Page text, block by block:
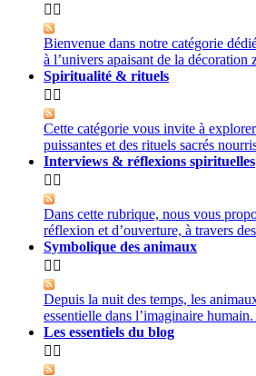
 
Bienvenue dans notre catégorie
à l’univers apaisant de la décoration
Spiritualité & rituels
 
Cette catégorie vous invite à
puissantes et des rituels sacrés
Interviews & réflexions spirituelles
 
Dans cette rubrique, nous vous
réflexion et d’ouverture, à travers
Symbolique des animaux
 
Depuis la nuit des temps, les
essentielle dans l’imaginaire
Les essentiels du blog
 